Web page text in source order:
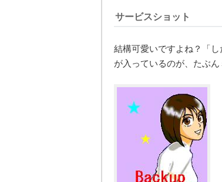
サービスショット
結構可愛いですよね？「
が入っているのが、たぶん